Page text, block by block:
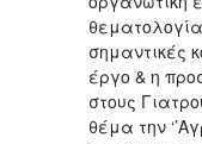
σημαντικές
έργο & η
στους
θέμα την